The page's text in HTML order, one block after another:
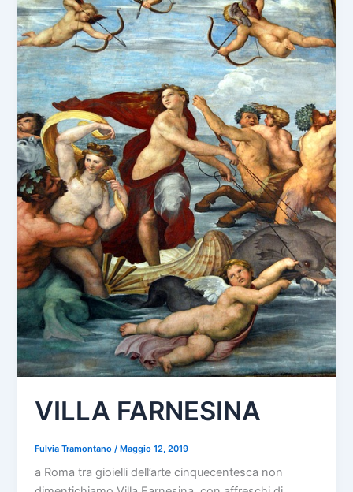
VILLA FARNESINA
Fulvia Tramontano/Maggio 12, 2019
a Roma tra gioielli dell’arte cinquecentesca non